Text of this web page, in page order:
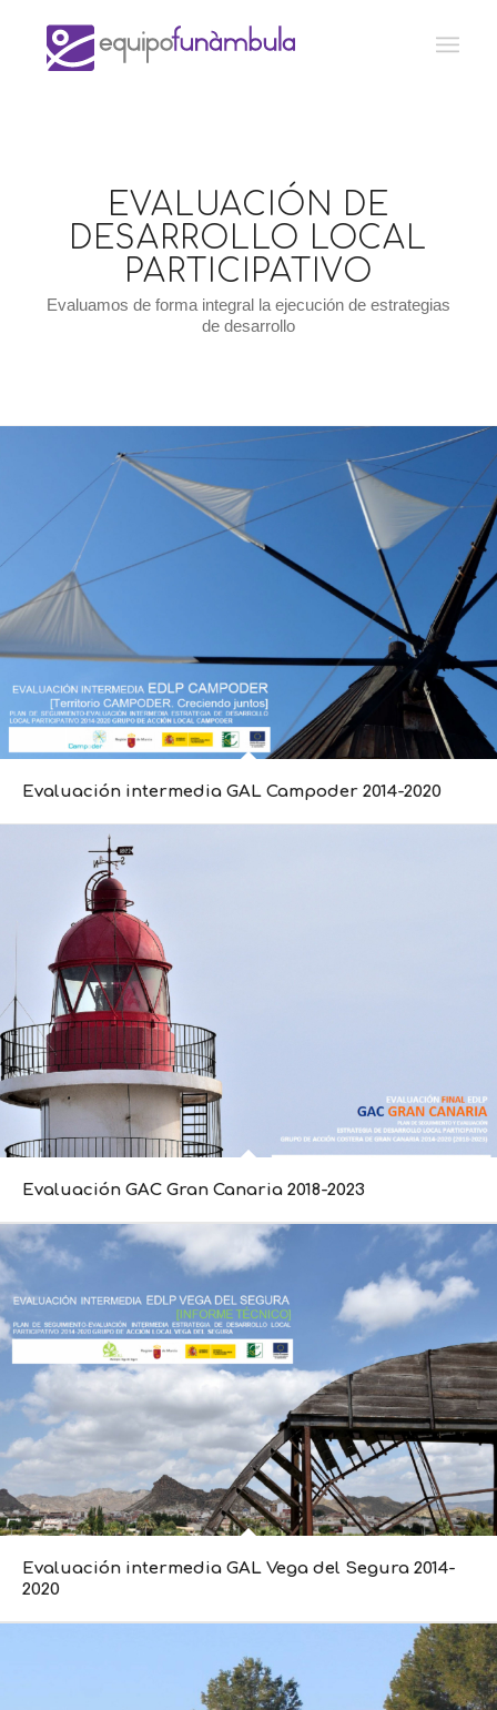
EVALUACIÓN DE
DESARROLLO LOCAL
PARTICIPATIVO
Evaluamos de forma integral la ejecución de estrategias
de desarrollo
Evaluación intermedia GAL Campoder 2014-2020
Evaluación GAC Gran Canaria 2018-2023
Evaluación intermedia GAL Vega del Segura 2014-
2020